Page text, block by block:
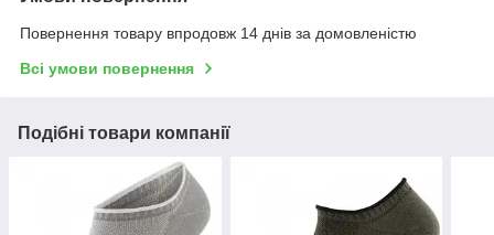
Повернення товару впродовж 14 днів за домовленістю
Всі умови повернення
Подібні товари компанії